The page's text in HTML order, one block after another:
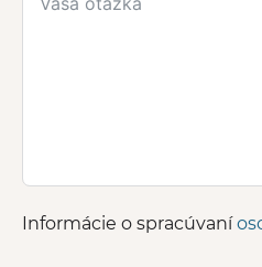
Informácie o spracúvaní